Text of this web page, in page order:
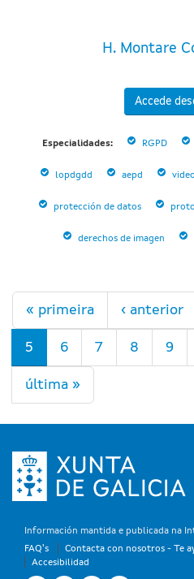
H. Montare
Accede
Especialidades: RGPD
lopdgdd aepd
protección de datos
derechos de imagen
Páginas
« primeira ‹ anterior
5 6 7 8 9
última »
Información mantida e publicada na
FAQ's
Contacta con nosotros - Te
Accesibilidad